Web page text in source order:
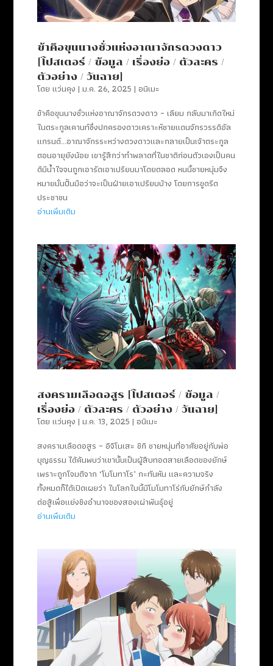
ข้าคือขุนนางชั่วแห่งอาณาจักรดวงดาว
[โปสเตอร์ / ข้อมูล / เรื่องย่อ / ตัวละคร /
ตัวอย่าง / วันฉาย]
โดย แว่นคุง | ม.ค. 26, 2025 | อนิเมะ
ข้าคือขุนนางชั่วแห่งอาณาจักรดวงดาว – เลียม กลับมาเกิดใหม่
ในตระกูลเคานท์ซึ่งปกครองดาวเคราะห์ชายแดนจักรวรรดิอัล
แกรนด์…อาณาจักรระหว่างดวงดาวและกลายเป็นเจ้าตระกูล
ตอนอายุยังน้อย เขารู้สึกว่าทำพลาดที่ในชาติก่อนตัวเองเป็นคน
ดีมีน้ำใจจนถูกเอารัดเอาเปรียบมาโดยตลอด หนนี้ชายหนุ่มจึง
หมายมั่นปั้นมือว่าจะเป็นฝ่ายเอาเปรียบบ้าง โดยการขูดรีด
ประชาชน
อ่านเพิ่มเติม
สงครามเลือดอสูร [โปสเตอร์ / ข้อมูล /
เรื่องย่อ / ตัวละคร / ตัวอย่าง / วันฉาย]
โดย แว่นคุง | ม.ค. 13, 2025 | อนิเมะ
สงครามเลือดอสูร – อิจิโนเสะ ชิกิ ชายหนุ่มที่อาศัยอยู่กับพ่อ
บุญธรรม ได้ค้นพบว่าเขานั้นเป็นผู้สืบทอดสายเลือดของยักษ์
เพราะถูกโจมตีจาก ‘โมโมทาโร’ กะทันหัน และความจริง
ทั้งหมดก็ได้เปิดเผยว่า ในโลกใบนี้มีโมโมทาโร่กับยักษ์กำลัง
ต่อสู้เพื่อแย่งชิงอำนาจของสองเผ่าพันธุ์อยู่
อ่านเพิ่มเติม